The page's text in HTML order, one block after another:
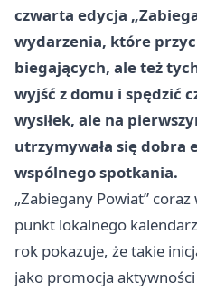
czwarta edycja
wydarzenia, które
biegających, ale też
wyjść z domu i spędzić
wysiłek, ale na
utrzymywała się dobra
wspólnego spotkania.
„Zabiegany Powiat”
punkt lokalnego
rok pokazuje, że takie
jako promocja